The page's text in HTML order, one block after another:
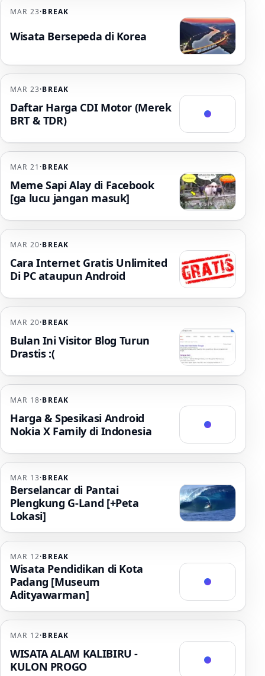
MAR 23·BREAK
Wisata Bersepeda di Korea
MAR 23·BREAK
Daftar Harga CDI Motor (Merek
BRT & TDR)
MAR 21 ·BREAK
Meme Sapi Alay di Facebook
[ga lucu jangan masuk]
MAR 20·BREAK
Cara Internet Gratis Unlimited
Di PC ataupun Android
MAR 20·BREAK
Bulan Ini Visitor Blog Turun
Drastis :(
MAR 18·BREAK
Harga & Spesikasi Android
Nokia X Family di Indonesia
MAR 13·BREAK
Berselancar di Pantai
Plengkung G-Land [+Peta
Lokasi]
MAR 12·BREAK
Wisata Pendidikan di Kota
Padang [Museum
Adityawarman]
MAR 12·BREAK
WISATA ALAM KALIBIRU -
KULON PROGO